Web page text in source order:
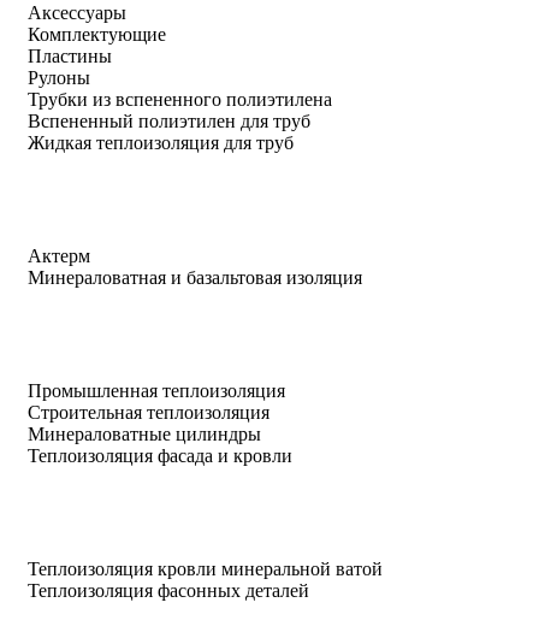
Аксессуары
Комплектующие
Пластины
Рулоны
Трубки из вспененного полиэтилена
Вспененный полиэтилен для труб
Жидкая теплоизоляция для труб
Актерм
Минераловатная и базальтовая изоляция
Промышленная теплоизоляция
Строительная теплоизоляция
Минераловатные цилиндры
Теплоизоляция фасада и кровли
Теплоизоляция кровли минеральной ватой
Теплоизоляция фасонных деталей